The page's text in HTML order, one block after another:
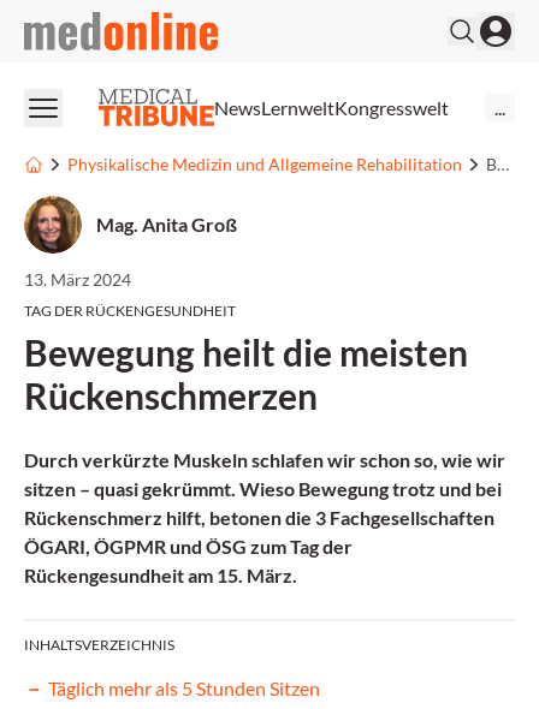
medonline
NewsLernweltKongresswelt
Physikalische Medizin und Allgemeine Rehabilitation Bewegung heilt die meisten Rückenschmerzen
Mag. Anita Groß
13. März 2024
TAG DER RÜCKENGESUNDHEIT
Bewegung heilt die meisten
Rückenschmerzen
Durch verkürzte Muskeln schlafen wir schon so, wie wir
sitzen – quasi gekrümmt. Wieso Bewegung trotz und bei
Rückenschmerz hilft, betonen die 3 Fachgesellschaften
ÖGARI, ÖGPMR und ÖSG zum Tag der
Rückengesundheit am 15. März.
INHALTSVERZEICHNIS
Täglich mehr als 5 Stunden Sitzen